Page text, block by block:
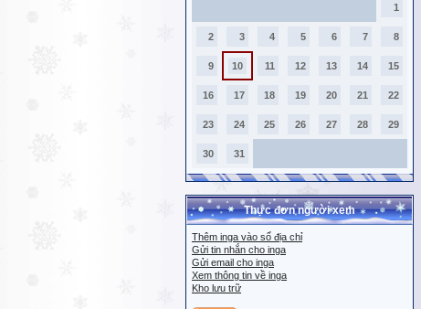
1
2 3 4 5 6 7 8
9 10 11 12 13 14 15
16 17 18 19 20 21 22
23 24 25 26 27 28 29
30 31
Thực đơn người xem
Thêm inga vào sổ địa chỉ
Gửi tin nhắn cho inga
Gửi email cho inga
Xem thông tin về inga
Kho lưu trữ